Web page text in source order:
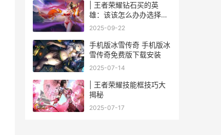
| 王者荣耀钻石买的英
雄：该该怎么办办选择适
合你的强力英雄
2025-09-22
手机版冰雪传奇 手机版冰
雪传奇免费版下载安装
2025-07-14
| 王者荣耀技能框技巧大
揭秘
2025-07-17